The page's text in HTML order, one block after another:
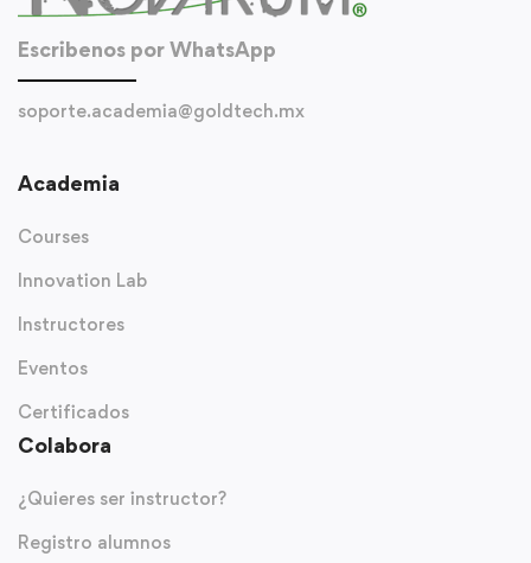
Escribenos por WhatsApp
soporte.academia@goldtech.mx
Academia
Courses
Innovation Lab
Instructores
Eventos
Certificados
Colabora
¿Quieres ser instructor?
Registro alumnos